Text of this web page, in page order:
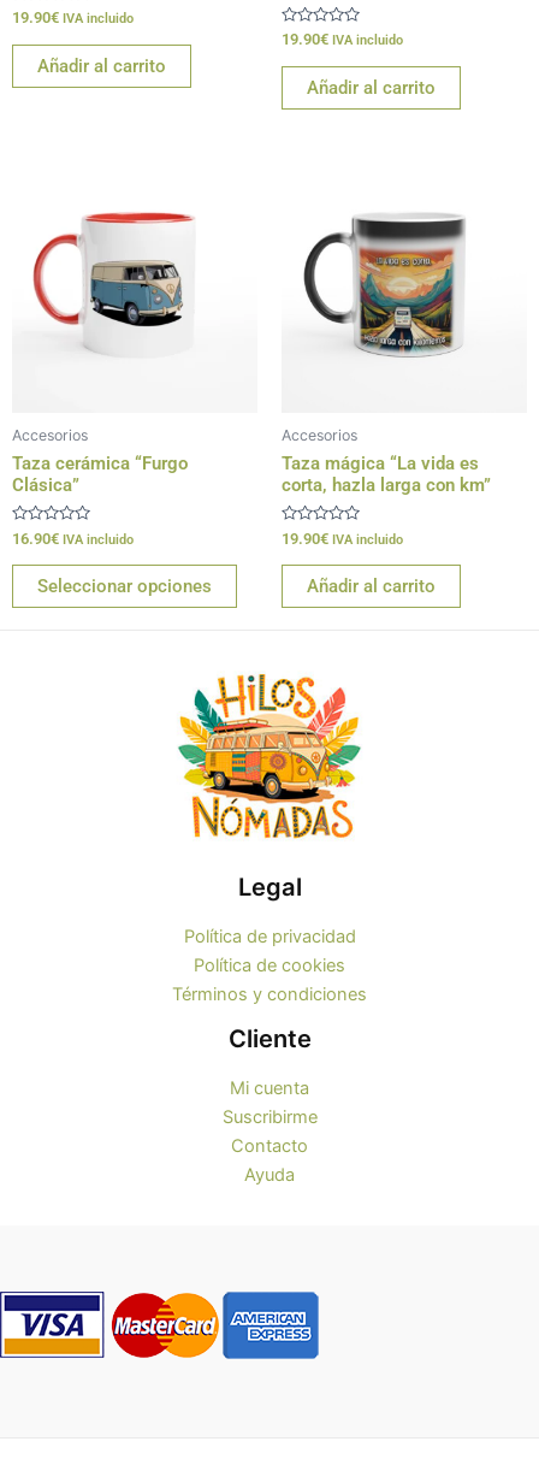
Valorado
0
19.90€ IVA incluido
Añadir al carrito
Valorado
0
19.90€ IVA incluido
Añadir al carrito
Accesorios
Taza cerámica “Furgo
Clásica”
Valorado
con
0
16.90€ IVA incluido
Seleccionar opciones
múltiples
variantes.
página
producto
Accesorios
Taza mágica “La vida es
corta, hazla larga con km”
Valorado
con
0
19.90€ IVA incluido
Añadir al carrito
Legal
Política de privacidad
Política de cookies
Términos y condiciones
Cliente
Mi cuenta
Suscribirme
Contacto
Ayuda